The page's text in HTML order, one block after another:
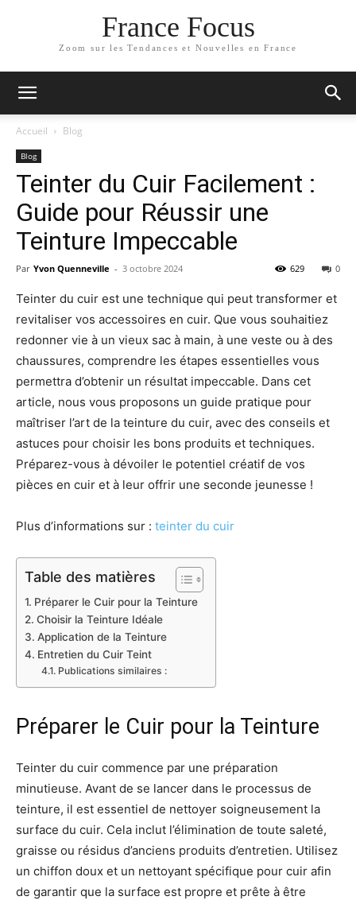
France Focus
Zoom sur les Tendances et Nouvelles en France
Accueil Blog
Blog
Teinter du Cuir Facilement :
Guide pour Réussir une
Teinture Impeccable
Par Yvon Quenneville - 3 octobre 2024 0
629
Teinter du cuir est une technique qui peut transformer et
revitaliser vos accessoires en cuir. Que vous souhaitiez
redonner vie à un vieux sac à main, à une veste ou à des
chaussures, comprendre les étapes essentielles vous
permettra d’obtenir un résultat impeccable. Dans cet
article, nous vous proposons un guide pratique pour
maîtriser l’art de la teinture du cuir, avec des conseils et
astuces pour choisir les bons produits et techniques.
Préparez-vous à dévoiler le potentiel créatif de vos
pièces en cuir et à leur offrir une seconde jeunesse !
Plus d’informations sur : teinter du cuir
Table des matières
Préparer le Cuir pour la Teinture
Choisir la Teinture Idéale
Application de la Teinture
Entretien du Cuir Teint
Publications similaires :
Préparer le Cuir pour la Teinture
Teinter du cuir commence par une préparation
minutieuse. Avant de se lancer dans le processus de
teinture, il est essentiel de nettoyer soigneusement la
surface du cuir. Cela inclut l’élimination de toute saleté,
graisse ou résidus d’anciens produits d’entretien. Utilisez
un chiffon doux et un nettoyant spécifique pour cuir afin
de garantir que la surface est propre et prête à être